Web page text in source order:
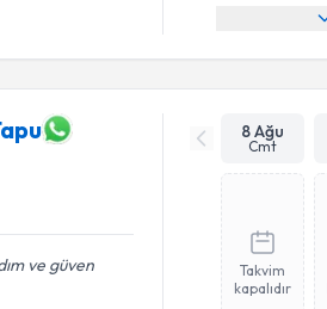
ve güven
8 Ağu
Cmt
Takvim
kapalıdır